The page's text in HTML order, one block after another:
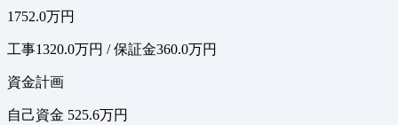
1752.0万円
工事1320.0万円 / 保証金360.0万円
資金計画
自己資金 525.6万円